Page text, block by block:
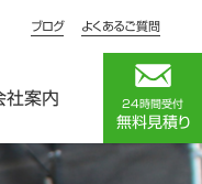
ブログ よくあるご質問
社案内 24時間受付
無料見積り